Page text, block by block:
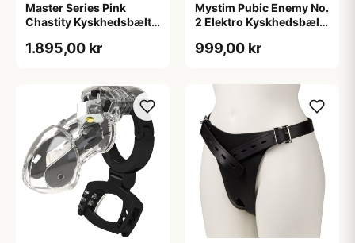
Master Series Pink
Chastity Kyskhedsbælte
1.895,00 kr
Mystim Pubic Enemy No.
2 Elektro Kyskhedsbælte
999,00 kr